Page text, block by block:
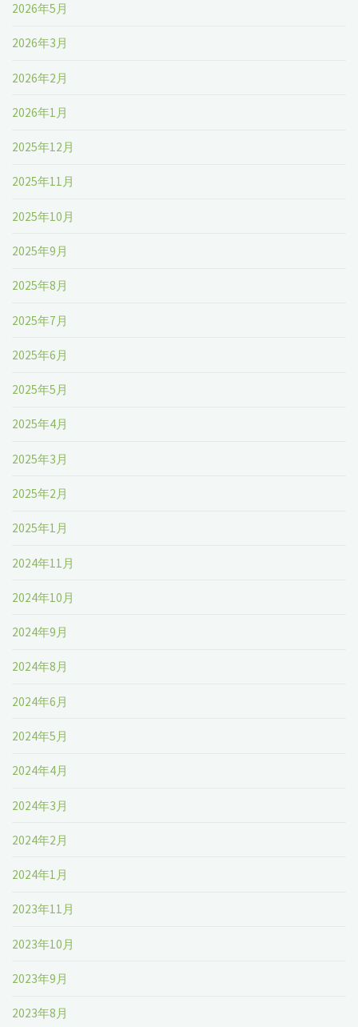
2026年5月
2026年3月
2026年2月
2026年1月
2025年12月
2025年11月
2025年10月
2025年9月
2025年8月
2025年7月
2025年6月
2025年5月
2025年4月
2025年3月
2025年2月
2025年1月
2024年11月
2024年10月
2024年9月
2024年8月
2024年6月
2024年5月
2024年4月
2024年3月
2024年2月
2024年1月
2023年11月
2023年10月
2023年9月
2023年8月